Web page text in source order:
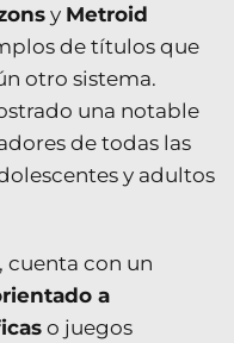
y Metroid
de títulos que
otro sistema.
una notable
de todas las
y adultos
cuenta con un
a
o juegos